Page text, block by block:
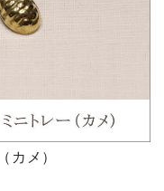
カメ）